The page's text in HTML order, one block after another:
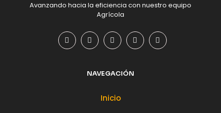
Avanzando hacia la eficiencia con nuestro equipo
Agrícola
NAVEGACIÓN
Inicio